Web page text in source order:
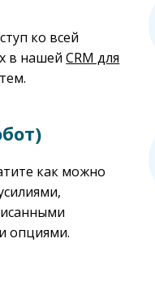
ко всей
в нашейCRM для
как можно
опциями.